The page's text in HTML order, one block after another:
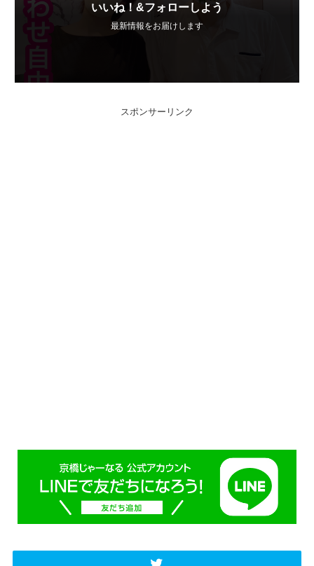
いいね！&フォローしよう
最新情報をお届けします
スポンサーリンク